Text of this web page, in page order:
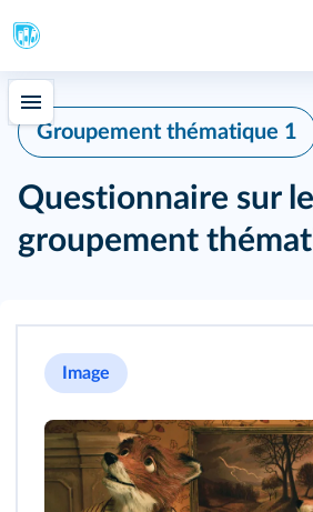
Groupement thématique 1
Questionnaire sur le
groupement
Image